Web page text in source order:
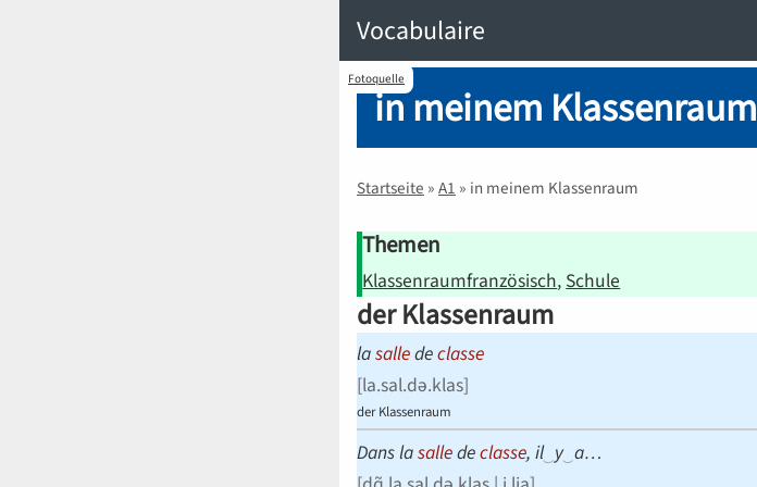
Vocabulaire
Fotoquelle
in meinem Klassenraum
Startseite » A1 » in meinem Klassenraum
Themen
Klassenraum­französisch Schule
der Klassenraum
lasalledeclasse
[la.sal.də.klas]
der Klassenraum
Dans lasalledeclasse, il‿ y‿ a…